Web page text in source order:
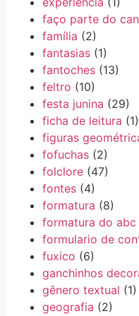
faço parte do
família (2)
fantasias (1)
fantoches (13)
feltro (10)
festa junina (29)
ficha de leitura (1)
figuras
fofuchas (2)
folclore (47)
fontes (4)
formatura (8)
formatura do abc
formulario de
fuxico (6)
ganchinhos
gênero textual (1)
geografia (2)